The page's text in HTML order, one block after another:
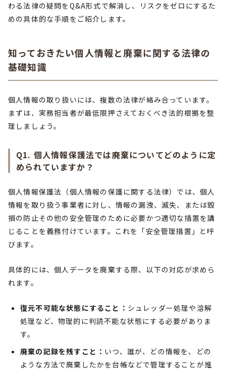
わる法律の疑問をQ&A形式で解消し、リスクをゼロにするた
めの具体的な手順をご紹介します。
知っておきたい個人情報と廃棄に関する法律の
基礎知識
個人情報の取り扱いには、複数の法律が絡み合っています。
まずは、実務担当者が最低限押さえておくべき法的根拠を整
理しましょう。
Q1. 個人情報保護法では廃棄についてどのように定
められていますか？
個人情報保護法（個人情報の保護に関する法律）では、個人
情報を取り扱う事業者に対し、情報の漏洩、滅失、または毀
損の防止その他の安全管理のために必要かつ適切な措置を講
じることを義務付けています。これを「安全管理措置」と呼
びます。
具体的には、個人データを廃棄する際、以下の対応が求めら
れます。
復元不可能な状態にすること： シュレッダー処理や溶解
処理など、物理的に判読不能な状態にする必要がありま
す。
廃棄の記録を残すこと： いつ、誰が、どの情報を、どの
ような方法で廃棄したかを台帳などで管理することが推